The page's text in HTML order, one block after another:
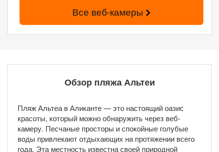
Все веб-камеры
Обзор пляжа Альтеи
Пляж Альтеа в Аликанте — это настоящий оазис
красоты, который можно обнаружить через веб-
камеру. Песчаные просторы и спокойные голубые
воды привлекают отдыхающих на протяжении всего
года. Эта местность известна своей природной